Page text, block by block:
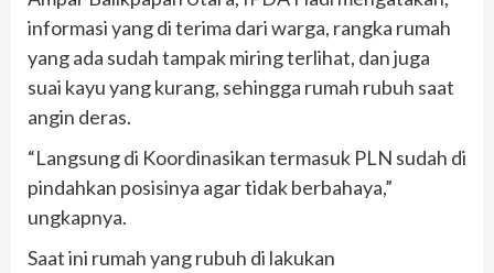
informasi yang di terima dari warga, rangka rumah
yang ada sudah tampak miring terlihat, dan juga
suai kayu yang kurang, sehingga rumah rubuh saat
angin deras.
“Langsung di Koordinasikan termasuk PLN sudah di
pindahkan posisinya agar tidak berbahaya,”
ungkapnya.
Saat ini rumah yang rubuh di lakukan